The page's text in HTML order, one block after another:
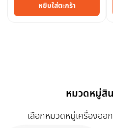
หยิบใส่ตะกร้า
หมวดหมู่สิ
เลือกหมวดหมู่เครื่องอ